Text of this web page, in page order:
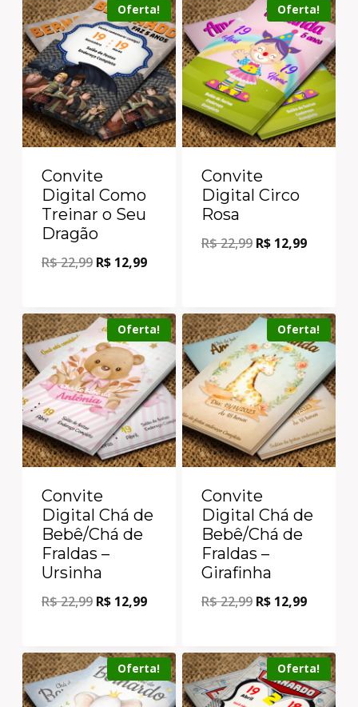
Oferta!
Convite
Digital Como
Treinar o Seu
Dragão
R$22,99 R$ 12,99
Oferta!
Convite
Digital Circo
Rosa
R$22,99 R$ 12,99
Oferta!
Convite
Digital Chá de
Bebê/Chá de
Fraldas –
Ursinha
R$22,99 R$ 12,99
Oferta!
Convite
Digital Chá de
Bebê/Chá de
Fraldas –
Girafinha
R$22,99 R$ 12,99
Oferta! Oferta!